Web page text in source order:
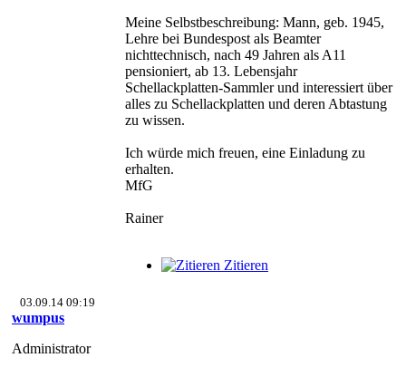
Meine Selbstbeschreibung: Mann, geb. 1945,
Lehre bei Bundespost als Beamter
nichttechnisch, nach 49 Jahren als A11
pensioniert, ab 13. Lebensjahr
Schellackplatten-Sammler und interessiert über
alles zu Schellackplatten und deren Abtastung
zu wissen.
Ich würde mich freuen, eine Einladung zu
erhalten.
MfG
Rainer
Zitieren
03.09.14 09:19
wumpus
Administrator